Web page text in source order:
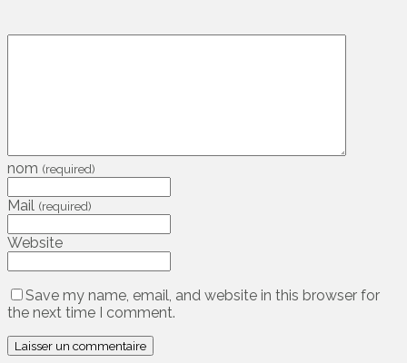
nom (required)
Mail (required)
Website
Save my name, email, and website in this browser for
the next time I comment.